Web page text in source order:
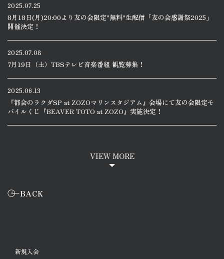
2025.07.25
8月18日(月)20:00より友の会限定"無料"生配信「友の会感謝祭2025」
開催決定！
2025.07.08
7月19日（土）TBSテレビ音楽番組 観覧募集！
2025.06.13
『都会のラクダSP at ZOZOマリンスタジアム』会場にて友の会限定モ
バイルくじ『BEAVER TOTO at ZOZO』実施決定！
VIEW MORE
BACK
新規入会